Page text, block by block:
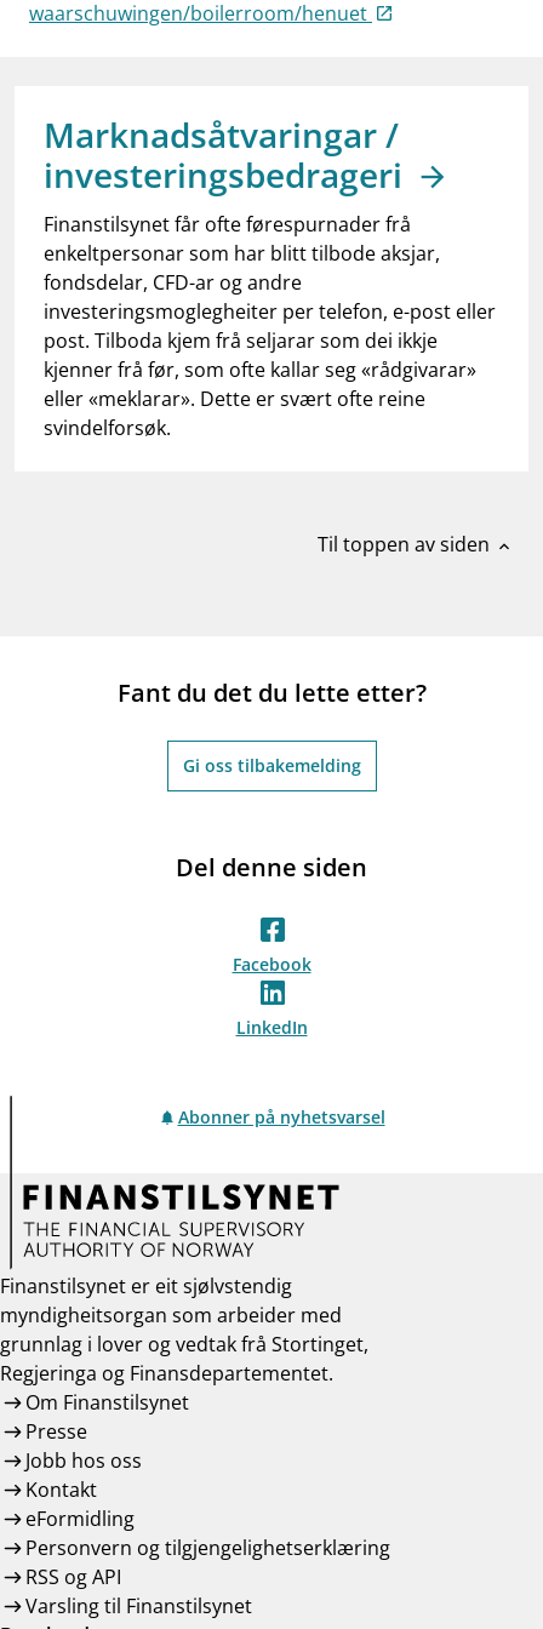
work_outlineJobb hos oss
notifications_none Abonner på nyhetsvarsel
waarschuwingen/boilerroom/henuet
Marknadsåtvaringar /
investeringsbedrageri
Finanstilsynet får ofte førespurnader frå
enkeltpersonar som har blitt tilbode aksjar,
fondsdelar, CFD-ar og andre
investeringsmoglegheiter per telefon, e-post eller
post. Tilboda kjem frå seljarar som dei ikkje
kjenner frå før, som ofte kallar seg «rådgivarar»
eller «meklarar». Dette er svært ofte reine
svindelforsøk.
Til toppen av siden expand_less
Fant du det du lette etter?
Gi oss tilbakemelding
Del denne siden
Facebook
LinkedIn
Abonner på nyhetsvarsel
Finanstilsynet er eit sjølvstendig
myndigheitsorgan som arbeider med
grunnlag i lover og vedtak frå Stortinget,
Regjeringa og Finansdepartementet.
Om Finanstilsynet
Presse
Jobb hos oss
Kontakt
eFormidling
Personvern og tilgjengelighetserklæring
RSS og API
Varsling til Finanstilsynet